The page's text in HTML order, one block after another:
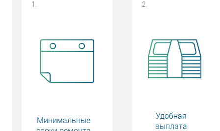
1.
Минимальные
2.
Удобная
выплата